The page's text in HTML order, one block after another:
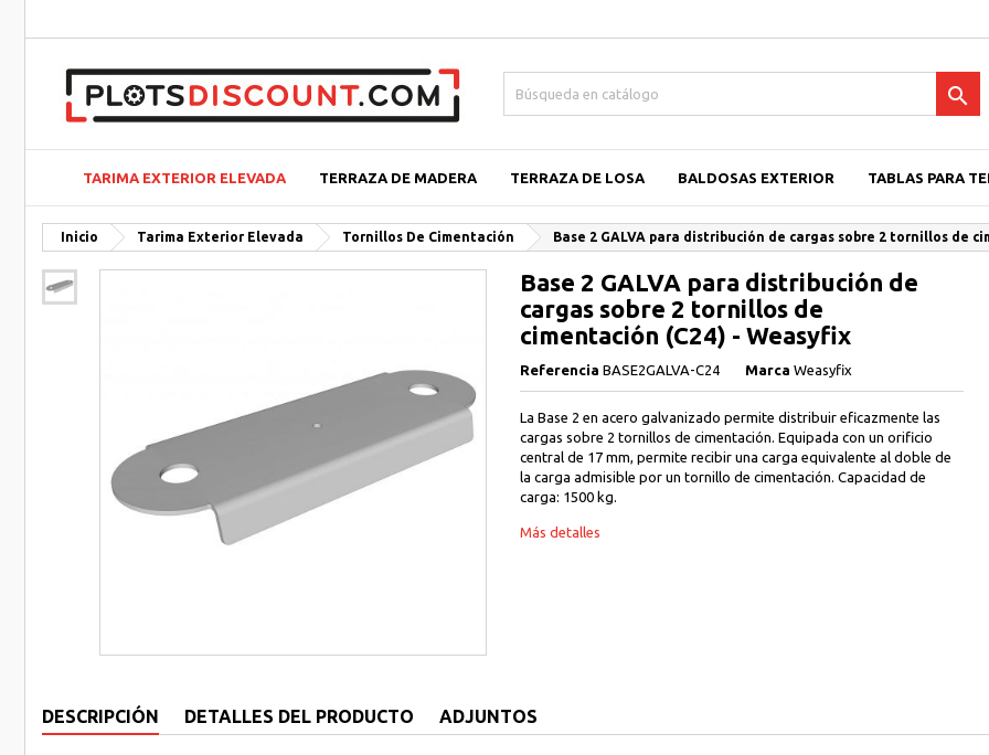

TARIMA EXTERIOR ELEVADA TERRAZA DE MADERA TERRAZA DE LOSA BALDOSAS EXTERIOR TABLAS PARA
Inicio Tarima Exterior Elevada Tornillos De Cimentación Base 2 GALVA para distribución de cargas sobre 2 tornillos de
Base 2 GALVA para distribución de
cargas sobre 2 tornillos de
cimentación (C24) - Weasyfix
Referencia BASE2GALVA-C24 Marca Weasyfix
La Base 2 en acero galvanizado permite distribuir eficazmente las
cargas sobre 2 tornillos de cimentación. Equipada con un orificio
central de 17 mm, permite recibir una carga equivalente al doble de
la carga admisible por un tornillo de cimentación. Capacidad de
carga: 1500 kg.
Más detalles
DESCRIPCIÓN DETALLES DEL PRODUCTO ADJUNTOS